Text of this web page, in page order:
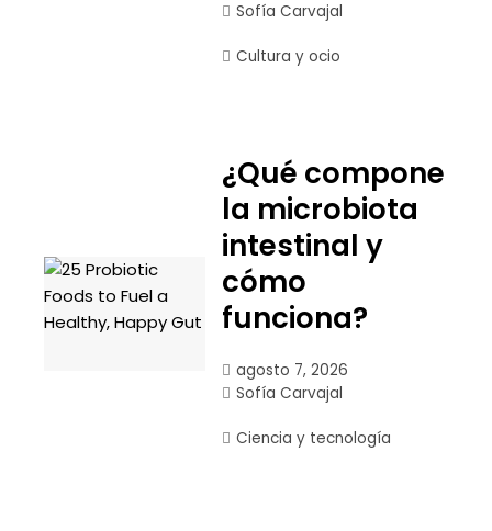
Sofía Carvajal
Cultura y ocio
¿Qué compone
la microbiota
intestinal y
cómo
funciona?
agosto 7, 2026
Sofía Carvajal
Ciencia y tecnología